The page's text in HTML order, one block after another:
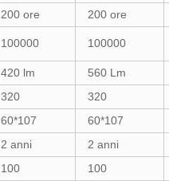
200 ore 200 ore
100000 100000
420 lm 560 Lm
320 320
60*107 60*107
2 anni 2 anni
100 100